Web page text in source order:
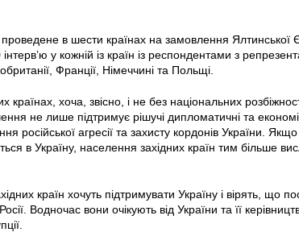
в шести країнах на замовлення Ялтинської
у кожній із країн із респондентами з
Франції, Німеччині та Польщі.
країнах, хоча, звісно, ​і​ не без національних
не лише підтримує рішучі дипломатичні та
російської агресії та захисту кордонів України.
в Україну, населення західних країн тим більше
країн хочуть підтримувати Україну і вірять, що
Водночас вони очікують від України та її